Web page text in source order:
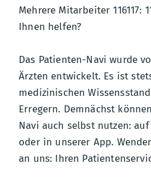
Mehrere Mitarbeiter 116117:
Ihnen helfen?
Das Patienten-Navi wurde
Ärzten entwickelt. Es ist
medizinischen
Erregern. Demnächst
Navi auch selbst nutzen:
oder in unserer App.
an uns: Ihren